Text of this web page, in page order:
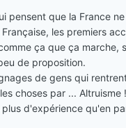
pensent que la France
les premiers
ça que ça marche,
de proposition.
de gens qui
choses par ... Altruisme
d'expérience qu'en